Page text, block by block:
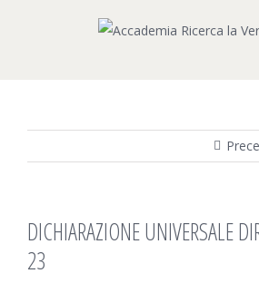
DICHIARAZIONE UNIVERSALE
23